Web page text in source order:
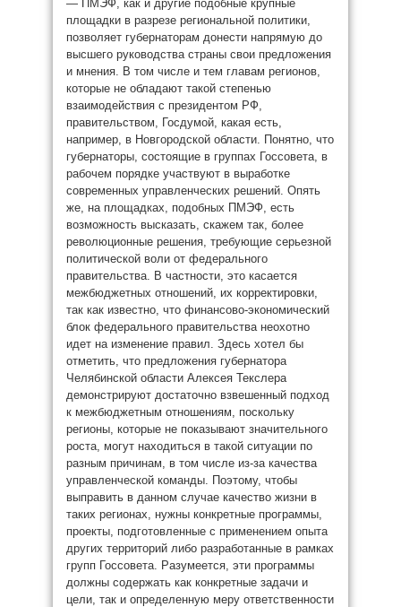
— ПМЭФ, как и другие подобные крупные
площадки в разрезе региональной политики,
позволяет губернаторам донести напрямую до
высшего руководства страны свои предложения
и мнения. В том числе и тем главам регионов,
которые не обладают такой степенью
взаимодействия с президентом РФ,
правительством, Госдумой, какая есть,
например, в Новгородской области. Понятно, что
губернаторы, состоящие в группах Госсовета, в
рабочем порядке участвуют в выработке
современных управленческих решений. Опять
же, на площадках, подобных ПМЭФ, есть
возможность высказать, скажем так, более
революционные решения, требующие серьезной
политической воли от федерального
правительства. В частности, это касается
межбюджетных отношений, их корректировки,
так как известно, что финансово-экономический
блок федерального правительства неохотно
идет на изменение правил. Здесь хотел бы
отметить, что предложения губернатора
Челябинской области Алексея Текслера
демонстрируют достаточно взвешенный подход
к межбюджетным отношениям, поскольку
регионы, которые не показывают значительного
роста, могут находиться в такой ситуации по
разным причинам, в том числе из-за качества
управленческой команды. Поэтому, чтобы
выправить в данном случае качество жизни в
таких регионах, нужны конкретные программы,
проекты, подготовленные с применением опыта
других территорий либо разработанные в рамках
групп Госсовета. Разумеется, эти программы
должны содержать как конкретные задачи и
цели, так и определенную меру ответственности